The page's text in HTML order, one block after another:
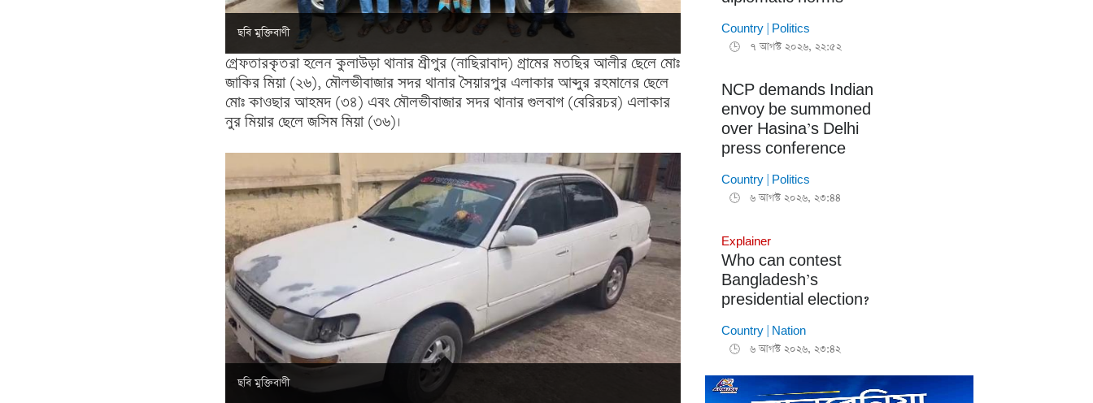
ছবি মুক্তিবাণী
গ্রেফতারকৃতরা হলেন কুলাউড়া থানার শ্রীপুর (নাছিরাবাদ) গ্রামের মতছির আলীর ছেলে মোঃ
জাকির মিয়া (২৬), মৌলভীবাজার সদর থানার সৈয়ারপুর এলাকার আব্দুর রহমানের ছেলে
মোঃ কাওছার আহমদ (৩৪) এবং মৌলভীবাজার সদর থানার গুলবাগ (বেরিরচর) এলাকার
নুর মিয়ার ছেলে জসিম মিয়া (৩৬)।
ছবি মুক্তিবাণী
Country Politics
🕒 ৭ আগস্ট ২০২৬, ২২:৫২
NCP demands Indian
envoy be summoned
over Hasina’s Delhi
press conference
Country Politics
🕒 ৬ আগস্ট ২০২৬, ২৩:৪৪
Explainer
Who can contest
Bangladesh’s
presidential election?
Country Nation
🕒 ৬ আগস্ট ২০২৬, ২৩:৪২